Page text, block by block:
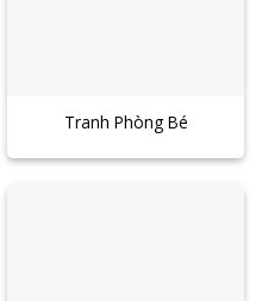
Tranh Phòng Bé